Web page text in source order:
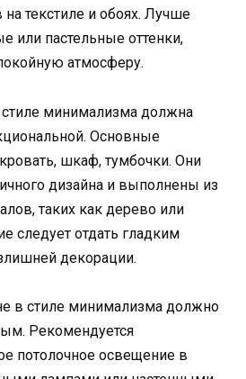
текстиле и обоях. Лучше
или пастельные оттенки,
атмосферу.
минимализма должна
Основные
шкаф, тумбочки. Они
дизайна и выполнены из
таких как дерево или
следует отдать гладким
декорации.
в стиле минимализма должно
Рекомендуется
потолочное освещение в